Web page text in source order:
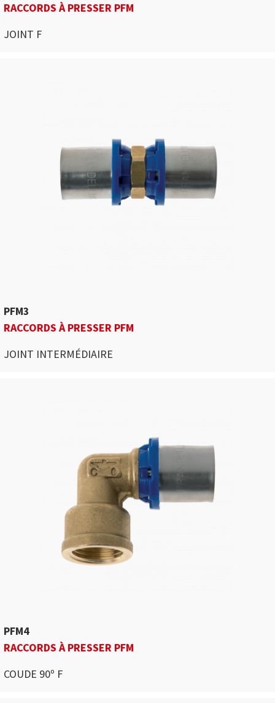
RACCORDS À PRESSER PFM
JOINT F
PFM3
RACCORDS À PRESSER PFM
JOINT INTERMÉDIAIRE
PFM4
RACCORDS À PRESSER PFM
COUDE 90º F